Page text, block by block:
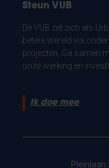
Steun VUB
De VUB zet zich als
betere wereld via
projecten. Ga samen
onze werking en
Ik doe mee
Pleinlaan